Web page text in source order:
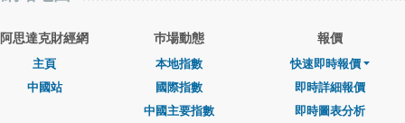
阿思達克財經網
主頁
中國站
巿場動態
本地指數
國際指數
中國主要指數
報價
快速即時報價
即時詳細報價
即時圖表分析